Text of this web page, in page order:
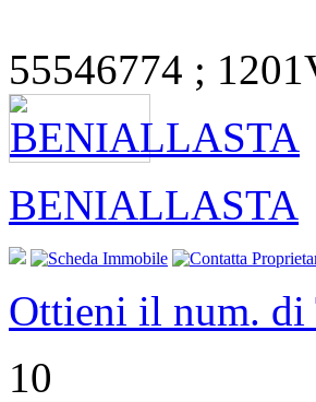
55546774 ;
BENIALLASTA
Ottieni il num. di
10